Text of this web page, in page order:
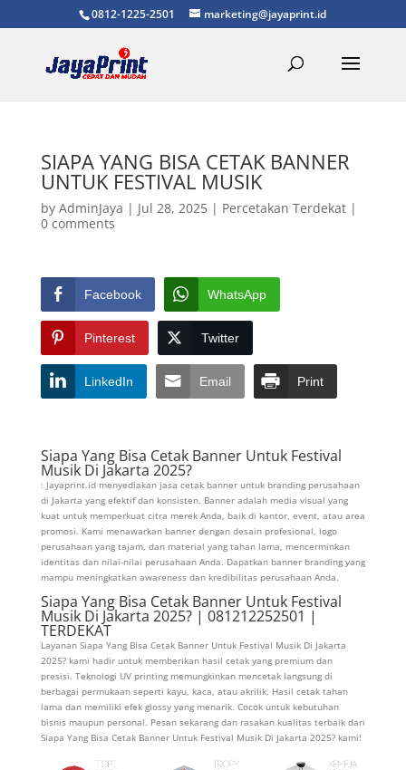
0812-1225-2501 marketing@jayaprint.id
SIAPA YANG BISA CETAK BANNER
UNTUK FESTIVAL MUSIK
by AdminJaya | Jul 28, 2025| Percetakan Terdekat|
0 comments
Facebook WhatsApp
Pinterest Twitter
LinkedIn Email Print
Siapa Yang Bisa Cetak Banner Untuk Festival
Musik Di Jakarta 2025?
: Jayaprint.id menyediakan jasa cetak banner untuk branding perusahaan
di Jakarta yang efektif dan konsisten. Banner adalah media visual yang
kuat untuk memperkuat citra merek Anda, baik di kantor, event, atau area
promosi. Kami menawarkan banner dengan desain profesional, logo
perusahaan yang tajam, dan material yang tahan lama, mencerminkan
identitas dan nilai-nilai perusahaan Anda. Dapatkan banner branding yang
mampu meningkatkan awareness dan kredibilitas perusahaan Anda.
Siapa Yang Bisa Cetak Banner Untuk Festival
Musik Di Jakarta 2025? | 081212252501 |
TERDEKAT
Layanan Siapa Yang Bisa Cetak Banner Untuk Festival Musik Di Jakarta
2025? kami hadir untuk memberikan hasil cetak yang premium dan
presisi. Teknologi UV printing memungkinkan mencetak langsung di
berbagai permukaan seperti kayu, kaca, atau akrilik. Hasil cetak tahan
lama dan memiliki efek glossy yang menarik. Cocok untuk kebutuhan
bisnis maupun personal. Pesan sekarang dan rasakan kualitas terbaik dari
Siapa Yang Bisa Cetak Banner Untuk Festival Musik Di Jakarta 2025? kami!